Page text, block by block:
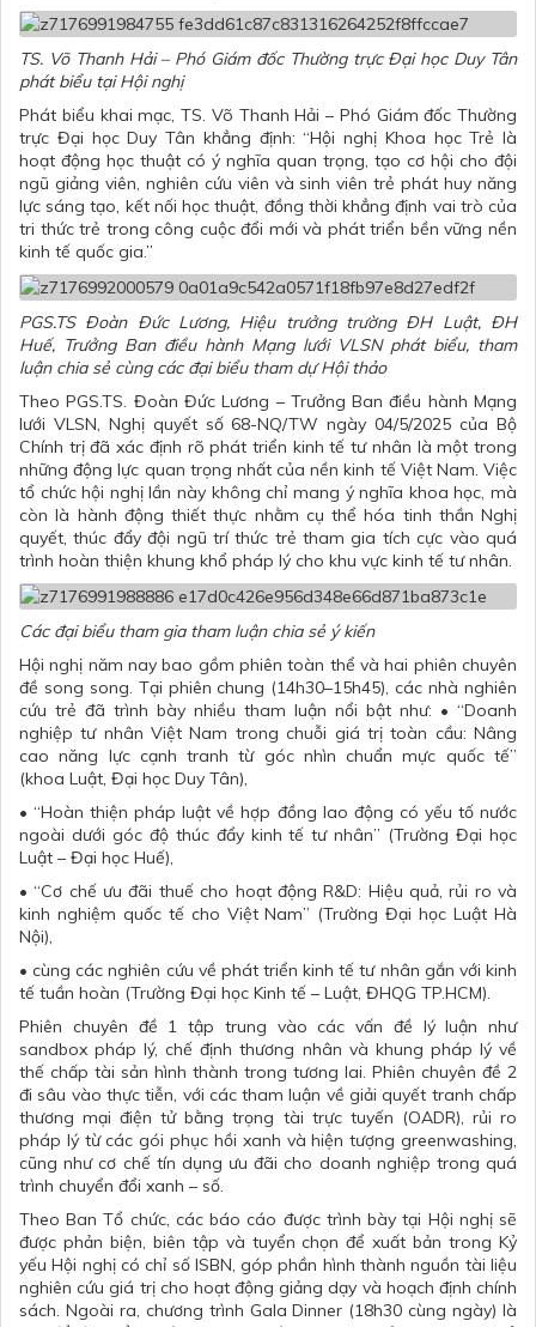
TS. Võ Thanh Hải – Phó Giám đốc Thường trực Đại học Duy Tân
phát biểu tại Hội nghị
Phát biểu khai mạc, TS. Võ Thanh Hải – Phó Giám đốc Thường
trực Đại học Duy Tân khẳng định: “Hội nghị Khoa học Trẻ là
hoạt động học thuật có ý nghĩa quan trọng, tạo cơ hội cho đội
ngũ giảng viên, nghiên cứu viên và sinh viên trẻ phát huy năng
lực sáng tạo, kết nối học thuật, đồng thời khẳng định vai trò của
tri thức trẻ trong công cuộc đổi mới và phát triển bền vững nền
kinh tế quốc gia.”
PGS.TS Đoàn Đức Lương, Hiệu trưởng trường ĐH Luật, ĐH
Huế, Trưởng Ban điều hành Mạng lưới VLSN phát biểu, tham
luận chia sẻ cùng các đại biểu tham dự Hội thảo
Theo PGS.TS. Đoàn Đức Lương – Trưởng Ban điều hành Mạng
lưới VLSN, Nghị quyết số 68-NQ/TW ngày 04/5/2025 của Bộ
Chính trị đã xác định rõ phát triển kinh tế tư nhân là một trong
những động lực quan trọng nhất của nền kinh tế Việt Nam. Việc
tổ chức hội nghị lần này không chỉ mang ý nghĩa khoa học, mà
còn là hành động thiết thực nhằm cụ thể hóa tinh thần Nghị
quyết, thúc đẩy đội ngũ trí thức trẻ tham gia tích cực vào quá
trình hoàn thiện khung khổ pháp lý cho khu vực kinh tế tư nhân.
Các đại biểu tham gia tham luận chia sẻ ý kiến
Hội nghị năm nay bao gồm phiên toàn thể và hai phiên chuyên
đề song song. Tại phiên chung (14h30–15h45), các nhà nghiên
cứu trẻ đã trình bày nhiều tham luận nổi bật như: • “Doanh
nghiệp tư nhân Việt Nam trong chuỗi giá trị toàn cầu: Nâng
cao năng lực cạnh tranh từ góc nhìn chuẩn mực quốc tế”
(khoa Luật, Đại học Duy Tân),
• “Hoàn thiện pháp luật về hợp đồng lao động có yếu tố nước
ngoài dưới góc độ thúc đẩy kinh tế tư nhân” (Trường Đại học
Luật – Đại học Huế),
• “Cơ chế ưu đãi thuế cho hoạt động R&D: Hiệu quả, rủi ro và
kinh nghiệm quốc tế cho Việt Nam” (Trường Đại học Luật Hà
Nội),
• cùng các nghiên cứu về phát triển kinh tế tư nhân gắn với kinh
tế tuần hoàn (Trường Đại học Kinh tế – Luật, ĐHQG TP.HCM).
Phiên chuyên đề 1 tập trung vào các vấn đề lý luận như
sandbox pháp lý, chế định thương nhân và khung pháp lý về
thế chấp tài sản hình thành trong tương lai. Phiên chuyên đề 2
đi sâu vào thực tiễn, với các tham luận về giải quyết tranh chấp
thương mại điện tử bằng trọng tài trực tuyến (OADR), rủi ro
pháp lý từ các gói phục hồi xanh và hiện tượng greenwashing,
cũng như cơ chế tín dụng ưu đãi cho doanh nghiệp trong quá
trình chuyển đổi xanh – số.
Theo Ban Tổ chức, các báo cáo được trình bày tại Hội nghị sẽ
được phản biện, biên tập và tuyển chọn để xuất bản trong Kỷ
yếu Hội nghị có chỉ số ISBN, góp phần hình thành nguồn tài liệu
nghiên cứu giá trị cho hoạt động giảng dạy và hoạch định chính
sách. Ngoài ra, chương trình Gala Dinner (18h30 cùng ngày) là